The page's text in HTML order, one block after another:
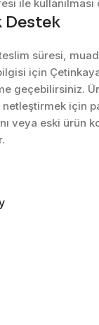
ile
Destek
süresi,
için
geçebilirsiniz.
için
veya eski ürün